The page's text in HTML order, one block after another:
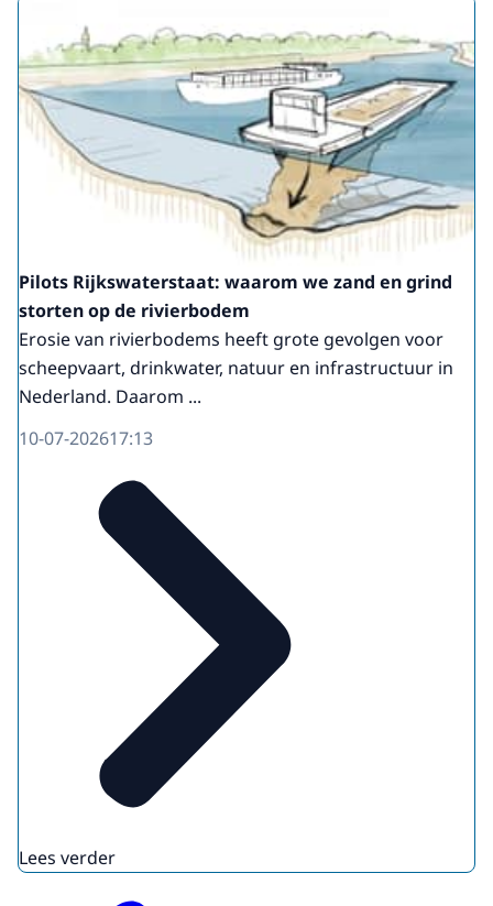
Pilots Rijkswaterstaat: waarom we zand en grind
storten op de rivierbodem
Erosie van rivierbodems heeft grote gevolgen voor
scheepvaart, drinkwater, natuur en infrastructuur in
Nederland. Daarom ...
10-07-202617:13
Lees verder